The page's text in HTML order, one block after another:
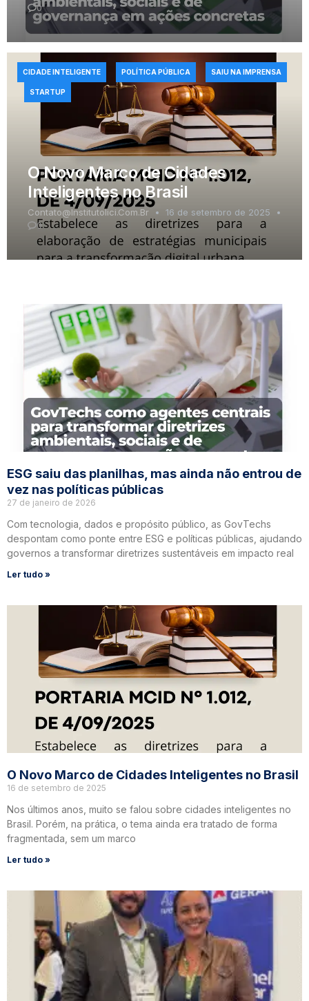
0
O Novo Marco de Cidades
Inteligentes no Brasil
Contato@institutolici.com.br
16 de setembro de 2025
0
CIDADE INTELIGENTE POLÍTICA PÚBLICA SAIU NA IMPRENSA
STARTUP
ESG saiu das planilhas, mas ainda não entrou de
vez nas políticas públicas
27 de janeiro de 2026
Com tecnologia, dados e propósito público, as GovTechs
despontam como ponte entre ESG e políticas públicas, ajudando
governos a transformar diretrizes sustentáveis em impacto real
Ler tudo »
O Novo Marco de Cidades Inteligentes no Brasil
16 de setembro de 2025
Nos últimos anos, muito se falou sobre cidades inteligentes no
Brasil. Porém, na prática, o tema ainda era tratado de forma
fragmentada, sem um marco
Ler tudo »